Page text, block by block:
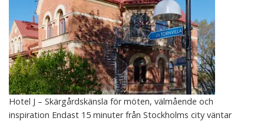
Hotel J – Skärgårdskänsla för möten, välmående och
inspiration Endast 15 minuter från Stockholms city väntar